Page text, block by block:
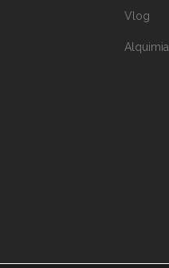
Vlog
Alquimia